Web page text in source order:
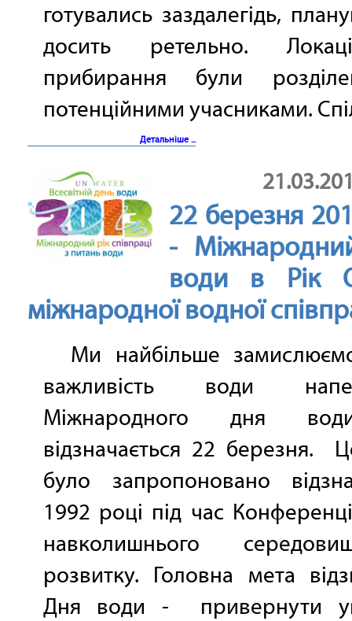
готувались заздалегідь,
досить ретельно.
прибирання були
потенційними учасниками.
Детальніше ...
22 березня
-
води в Рік
міжнародної водної
Ми найбільше
важливість води
Міжнародного дня
відзначається 22 березня.
було запропоновано
1992 році під час
навколишнього
розвитку. Головна мета
Дня води - привернути